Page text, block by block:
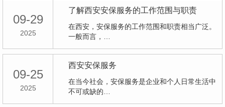
09-29
2025
了解西安安保服务的工作范围与职责
在西安，安保服务的工作范围和职责相当广泛。
一般而言，…
09-25
2025
西安安保服务
在当今社会，安保服务是企业和个人日常生活中
不可或缺的…